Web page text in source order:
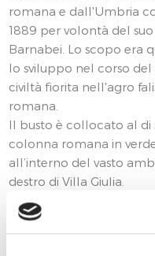
romana e dall'Umbria
1889 per volontà del
Barnabei. Lo scopo era
lo sviluppo nel corso
civiltà fiorita nell'agro
romana.
Il busto è collocato al di
colonna romana in
all’interno del vasto
destro di Villa Giulia.
INFORMAZIONI
CONSERVAZIONE